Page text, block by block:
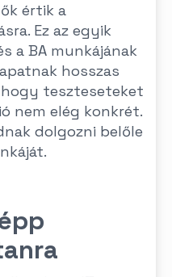
értik a
Ez az egyik
a BA munkájának
hosszas
hogy teszteseteket
nem elég konkrét.
dolgozni belőle